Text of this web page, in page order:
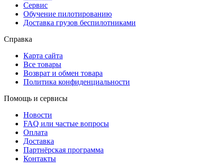
Сервис
Обучение пилотированию
Доставка грузов беспилотниками
Справка
Карта сайта
Все товары
Возврат и обмен товара
Политика конфиденциальности
Помощь и сервисы
Новости
FAQ или частые вопросы
Оплата
Доставка
Партнёрская программа
Контакты